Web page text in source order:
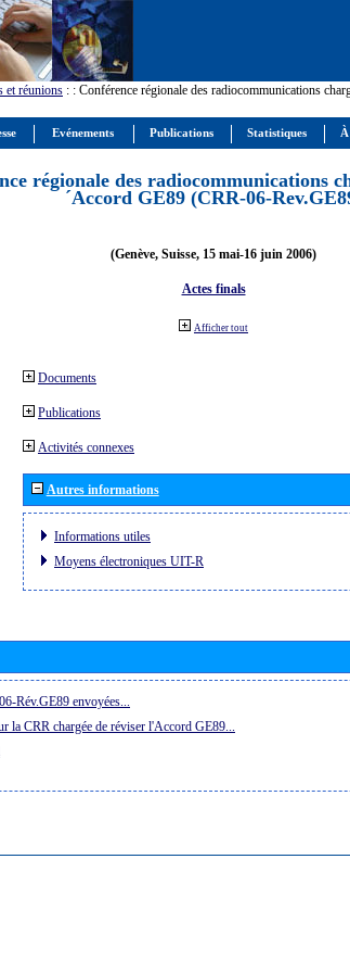
et réunions : : Conférence régionale des radiocommunications
régionale des radiocommunications
´Accord GE89 (CRR-06-
(Genève, Suisse, 15 mai-16 juin 2006)
Actes finals
Afficher tout
Documents
Publications
Activités connexes
Autres informations
Informations utiles
Moyens électroniques UIT-R
Rév.GE89 envoyées...
la CRR chargée de réviser l'Accord GE89...
Evénements Publications Statistiques